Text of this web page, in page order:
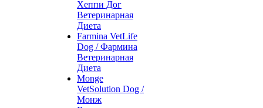
Хеппи Дог
Ветеринарная
Диета
Farmina VetLife
Dog / Фармина
Ветеринарная
Диета
Monge
VetSolution Dog /
Монж